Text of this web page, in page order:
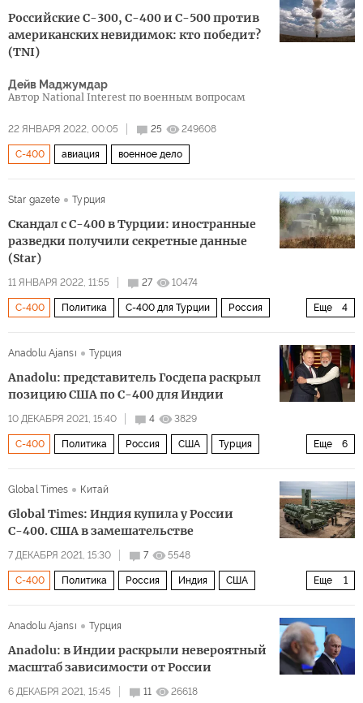
Российские С-300, С-400 и С-500 против
американских невидимок: кто победит?
(TNI)
Дейв Маджумдар
Автор National Interest по военным вопросам
22 ЯНВАРЯ 2022, 00:05 25 249608
С-400 авиация военное дело
Star gazete Турция
Скандал с С-400 в Турции: иностранные
разведки получили секретные данные
(Star)
11 ЯНВАРЯ 2022, 11:55 27 10474
Еще 4
С-400 Политика С-400 для Турции Россия
Anadolu Ajansı Турция
Anadolu: представитель Госдепа раскрыл
позицию США по С-400 для Индии
10 ДЕКАБРЯ 2021, 15:40 4 3829
Еще 6
С-400 Политика Россия США Турция
Global Times Китай
Global Times: Индия купила у России
С-400. США в замешательстве
7 ДЕКАБРЯ 2021, 15:30 7 5548
Еще 1
С-400 Политика Россия Индия США
Anadolu Ajansı
Турция
Anadolu: в Индии раскрыли невероятный
масштаб зависимости от России
6 ДЕКАБРЯ 2021, 15:45 11 26618